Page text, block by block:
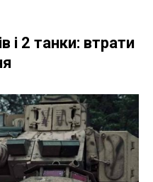
і 2 танки: втрати